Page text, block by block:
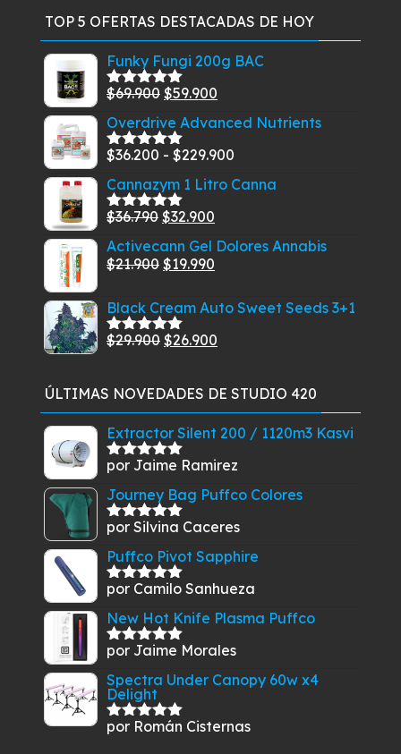
TOP 5 OFERTAS DESTACADAS DE HOY
Funky Fungi 200g BAC
Valorado
5
$69.900 El
precio
original
era:
$69.900.
$59.900
precio
es:
$59.900.
Overdrive Advanced Nutrients
Valorado
5
$36.200 - $229.900
de
$36.200
Cannazym 1 Litro Canna
Valorado
5
$36.790 El
precio
original
$36.790.
$32.900
precio
$32.900.
Activecann Gel Dolores Annabis
$21.900 El
original
era:
$21.900.
$19.990
actual
$19.990.
Black Cream Auto Sweet Seeds 3+1
Valorado
$29.900 El
$29.900.
$26.900
$26.900.
ÚLTIMAS NOVEDADES DE STUDIO 420
Extractor Silent 200 / 1120m3 Kasvi
Valorado
por Jaime Ramirez
Journey Bag Puffco Colores
Valorado
por Silvina Caceres
Puffco Pivot Sapphire
Valorado
por Camilo Sanhueza
New Hot Knife Plasma Puffco
Valorado
por Jaime Morales
Spectra Under Canopy 60w x4
Delight
Valorado
por Román Cisternas